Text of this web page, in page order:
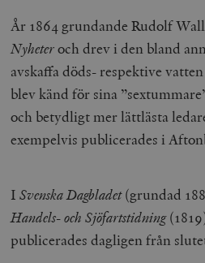
År 1864 grundande Rudolf
Nyheteroch drev i den bland
avskaffa döds- respektive
blev känd för sina
och betydligt mer lättlästa
exempelvis publicerades i
ISvenska Dagbladet(grundad
Handels- och Sjöfartstidning
publicerades dagligen från